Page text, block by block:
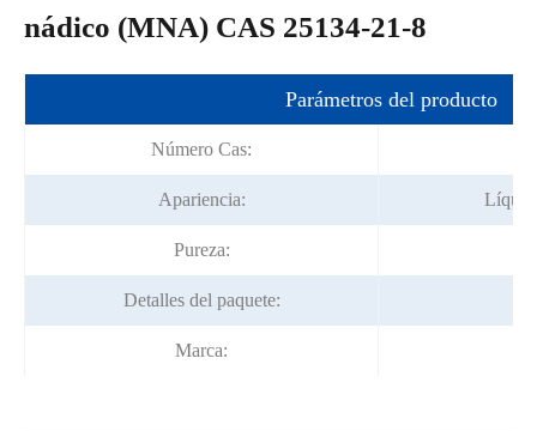
nádico (MNA) CAS 25134-21-8
Parámetros del producto
Número Cas:
Apariencia:
Pureza:
Detalles del paquete:
Marca: